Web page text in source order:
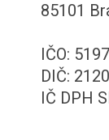
85101
IČO:
DIČ:
IČ DPH